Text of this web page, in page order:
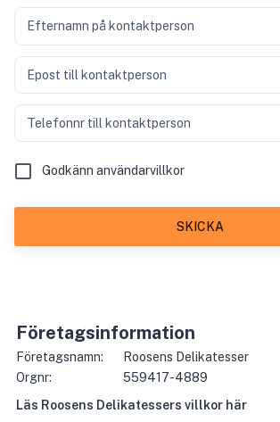
Efternamn på kontaktperson
Epost till kontaktperson
Telefonnr till kontaktperson
Godkänn användarvillkor
SKICKA
Företagsinformation
Företagsnamn:
Roosens Delikatesser
Orgnr:
559417-4889
Läs Roosens Delikatessers villkor här